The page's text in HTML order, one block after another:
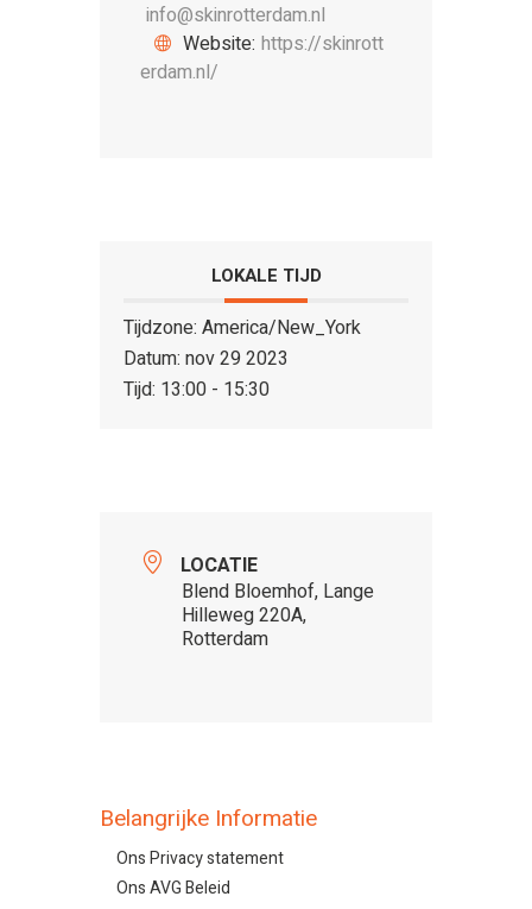
info@skinrotterdam.nl
Website: https://skinrott
erdam.nl/
LOKALE TIJD
Tijdzone: America/New_York
Datum: nov 29 2023
Tijd: 13:00 - 15:30
LOCATIE
Blend Bloemhof, Lange
Hilleweg 220A,
Rotterdam
Belangrijke Informatie
Ons Privacy statement
Ons AVG Beleid